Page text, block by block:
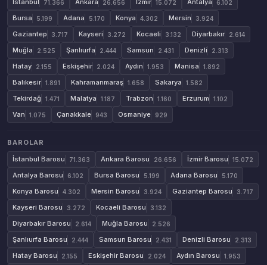
İstanbul
71.366 Ankara 26.656 İzmir 15.072 Antalya 6.102
Bursa 5.199 Adana 5.170 Konya 4.302 Mersin 3.924
Gaziantep 3.717 Kayseri 3.272 Kocaeli 3.132 Diyarbakır 2.614
Muğla 2.525 Şanlıurfa 2.444 Samsun 2.431 Denizli 2.313
Hatay 2.155 Eskişehir 2.024 Aydın 1.953 Manisa 1.892
Balıkesir 1.891 Kahramanmaraş 1.658 Sakarya 1.582
Tekirdağ 1.471 Malatya 1.187 Trabzon 1.160 Erzurum 1.102
Van 1.075 Çanakkale 943 Osmaniye 929
BAROLAR
İstanbul Barosu
71.363 Ankara Barosu 26.656 İzmir Barosu 15.072
Antalya Barosu 6.102 Bursa Barosu 5.199 Adana Barosu 5.170
Konya Barosu 4.302 Mersin Barosu 3.924 Gaziantep Barosu 3.717
Kayseri Barosu 3.272 Kocaeli Barosu 3.132
Diyarbakır Barosu 2.614 Muğla Barosu 2.526
Şanlıurfa Barosu 2.444 Samsun Barosu 2.431 Denizli Barosu 2.313
Hatay Barosu 2.155 Eskişehir Barosu 2.024 Aydın Barosu 1.953